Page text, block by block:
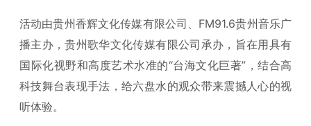
活动由贵州香辉文化传媒有限公司、FM91.6贵州音乐广
播主办，贵州歌华文化传媒有限公司承办，旨在用具有
国际化视野和高度艺术水准的“台海文化巨著”，结合高
科技舞台表现手法，给六盘水的观众带来震撼人心的视
听体验。